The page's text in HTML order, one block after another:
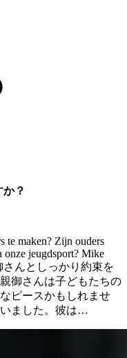
？
te maken? Zijn ouders
onze jeugdsport? Mike
さんとしっかり約束を
御さんは子どもたちの
ピースかもしれませ
ました。彼は…